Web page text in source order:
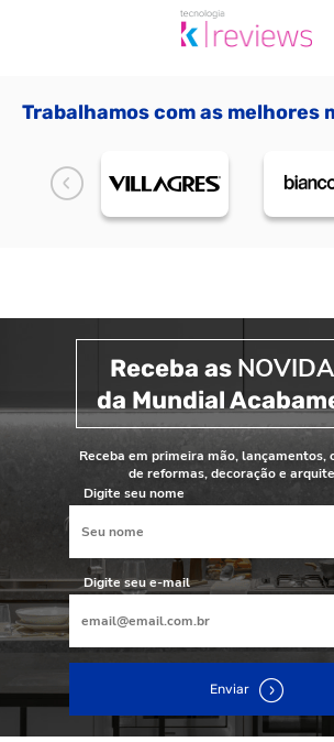
Trabalhamos com as melhores
Receba as
da Mundial
Receba em primeira mão, lançamentos,
de reformas, decoração e
Digite seu nome
Digite seu e-mail
Enviar